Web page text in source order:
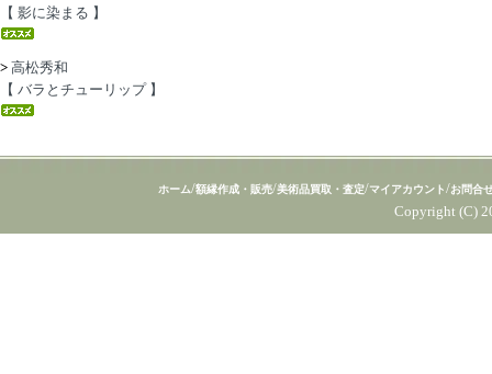
【 影に染まる 】
> 高松秀和
【 バラとチューリップ 】
ホーム/額縁作成・販売/美術品買取・査定/マイアカウント/お問合
Copyright (C)